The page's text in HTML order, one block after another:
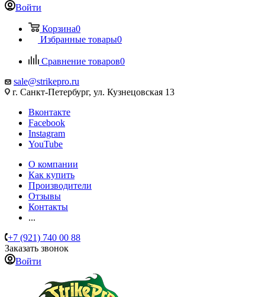
Войти
Корзина0
Избранные товары0
Сравнение товаров0
sale@strikepro.ru
г. Санкт-Петербург, ул. Кузнецовская 13
Вконтакте
Facebook
Instagram
YouTube
О компании
Как купить
Производители
Отзывы
Контакты
...
+7 (921) 740 00 88
Заказать звонок
Войти